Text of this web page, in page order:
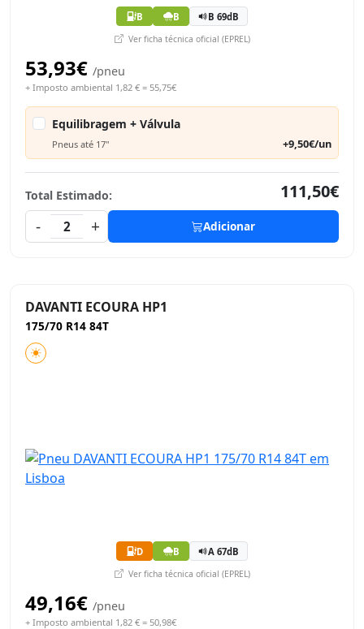
B B B 69dB
Ver ficha técnica oficial (EPREL)
53,93€ /pneu
+ Imposto ambiental 1,82 € = 55,75€
Equilibragem + Válvula
Pneus até 17" +9,50€/un
Total Estimado:
111,50€
-
2 + Adicionar
DAVANTI ECOURA HP1
175/70 R14 84T
D B A 67dB
Ver ficha técnica oficial (EPREL)
49,16€ /pneu
+ Imposto ambiental 1,82 € = 50,98€